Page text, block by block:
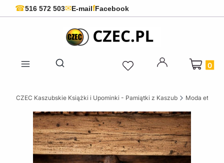
☎516 572 503✉E-mailfFacebook
Otwórz wyszukiwarkę
Produkty
CZEC Kaszubskie Książki i Upominki - Pamiątki z Kaszub Moda